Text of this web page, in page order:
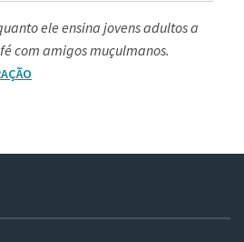
ele ensina jovens adultos a
com amigos muçulmanos.